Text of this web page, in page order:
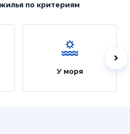
по критериям
У моря